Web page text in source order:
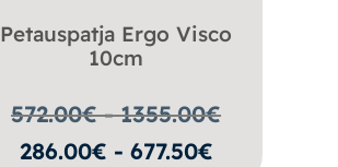
Petauspatja Ergo Visco
10cm
572.00€ - 1355.00€
286.00€ - 677.50€